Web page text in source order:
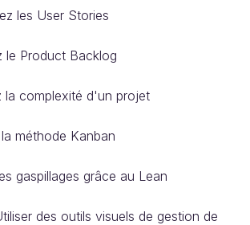
les User Stories
le Product Backlog
la complexité d'un projet
méthode Kanban
gaspillages grâce au Lean
des outils visuels de gestion de